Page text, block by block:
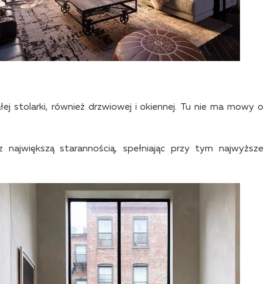
stolarki, również drzwiowej i okiennej. Tu nie ma mowy o
starannością, spełniając przy tym najwyższe